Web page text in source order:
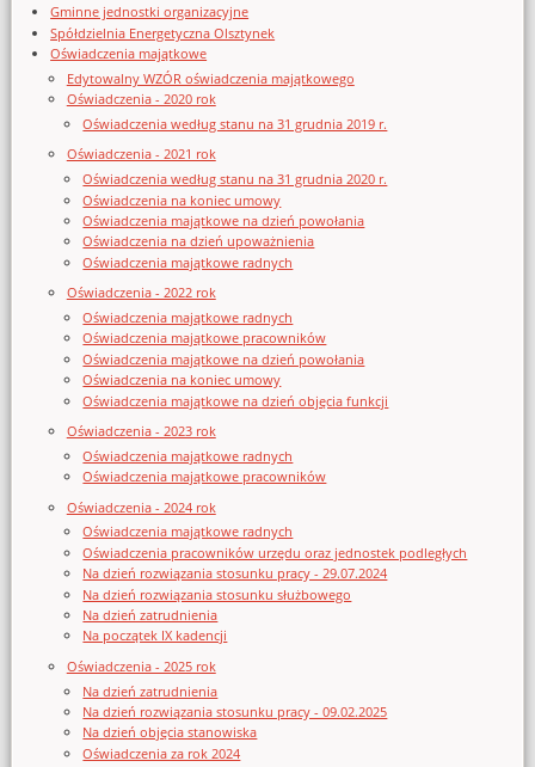
Gminne jednostki organizacyjne
Spółdzielnia Energetyczna Olsztynek
Oświadczenia majątkowe
Edytowalny WZÓR oświadczenia majątkowego
Oświadczenia - 2020 rok
Oświadczenia według stanu na 31 grudnia 2019 r.
Oświadczenia - 2021 rok
Oświadczenia według stanu na 31 grudnia 2020 r.
Oświadczenia na koniec umowy
Oświadczenia majątkowe na dzień powołania
Oświadczenia na dzień upoważnienia
Oświadczenia majątkowe radnych
Oświadczenia - 2022 rok
Oświadczenia majątkowe radnych
Oświadczenia majątkowe pracowników
Oświadczenia majątkowe na dzień powołania
Oświadczenia na koniec umowy
Oświadczenia majątkowe na dzień objęcia funkcji
Oświadczenia - 2023 rok
Oświadczenia majątkowe radnych
Oświadczenia majątkowe pracowników
Oświadczenia - 2024 rok
Oświadczenia majątkowe radnych
Oświadczenia pracowników urzędu oraz jednostek podległych
Na dzień rozwiązania stosunku pracy - 29.07.2024
Na dzień rozwiązania stosunku służbowego
Na dzień zatrudnienia
Na początek IX kadencji
Oświadczenia - 2025 rok
Na dzień zatrudnienia
Na dzień rozwiązania stosunku pracy - 09.02.2025
Na dzień objęcia stanowiska
Oświadczenia za rok 2024